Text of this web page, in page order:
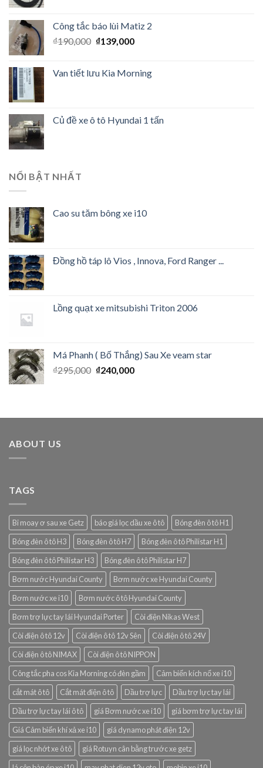
Công tắc báo lùi Matiz 2
₫190,000 ₫139,000
Van tiết lưu Kia Morning
Củ đề xe ô tô Hyundai 1 tấn
NỔI BẬT NHẤT
Cao su tăm bông xe i10
Đồng hồ táp lô Vios , Innova, Ford Ranger ...
Lồng quạt xe mitsubishi Triton 2006
Má Phanh ( Bố Thắng) Sau Xe veam star
₫295,000 ₫240,000
ABOUT US
TAGS
Bi moay ơ sau xe Getz báo giá lọc dầu xe ô tô
Bóng đèn ô tô H1
Bóng đèn ô tô H3
Bóng đèn ô tô H7
Bóng đèn ô tô Philistar H1
Bóng đèn ô tô Philistar H3
Bóng đèn ô tô Philistar H7
Bơm nước Hyundai County
Bơm nước xe Hyundai County
Bơm nước xe i10
Bơm nước ô tô Hyundai County
Bơm trợ lực tay lái Hyundai Porter
Còi điện Nikas West
Còi điện ô tô 12v
Còi điện ô tô 12v Sên
Còi điện ô tô 24V
Còi điện ô tô NIMAX
Còi điện ô tô NIPPON
Công tắc pha cos Kia Morning có đèn gầm
Cảm biến kích nổ xe i10
cắt mát ô tô
Cắt mát điện ô tô Dầu trợ lực
Dầu trợ lực tay lái
Dầu trợ lực tay lái ô tô
giá Bơm nước xe i10
giá bơm trợ lực tay lái
Giá Cảm biến khí xả xe i10
giá dynamo phát điện 12v
giá lọc nhớt xe ô tô
giá Rotuyn cân bằng trước xe getz